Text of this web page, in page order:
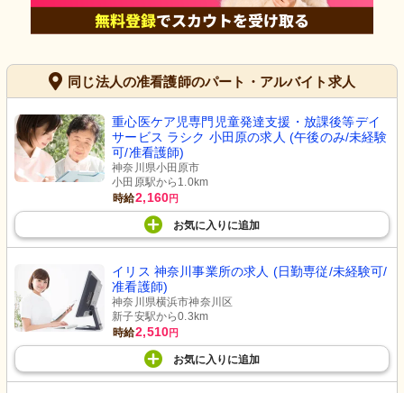
同じ法人の准看護師のパート・アルバイト求人
重心医ケア児専門児童発達支援・放課後等デイ
サービス ラシク 小田原の求人 (午後のみ/未経験
可/准看護師)
神奈川県小田原市
小田原駅から1.0km
時給2,160円
お気に入り に追加
イリス 神奈川事業所の求人 (日勤専従/未経験可/
准看護師)
神奈川県横浜市神奈川区
新子安駅から0.3km
時給2,510円
お気に入り に追加